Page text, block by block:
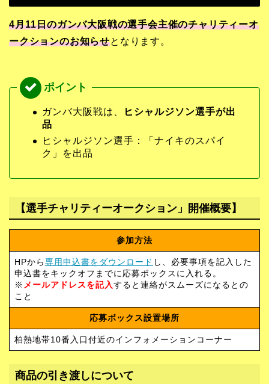
4月11日のガンバ大阪戦の選手会主催のチャリティーオ
ークションのお知らせとなります。
ガンバ大阪戦は、
ヒシャルジソン選手が出
品
ヒシャルジソン選手：「ナイキのスパイ
ク」を出品
【選手チャリティーオークション」開催概要】
参加方法
HPから専用申込書をダウンロード し、必要事項を記入した
申込書をキックオフまでに応募ボックスに入れる。
※ メールアドレスを記入すると連絡がスムーズになるとの
こと
応募ボックス設置場所
柏熱地帯10番入口付近のインフォメーションコーナー
商品の引き渡しについて